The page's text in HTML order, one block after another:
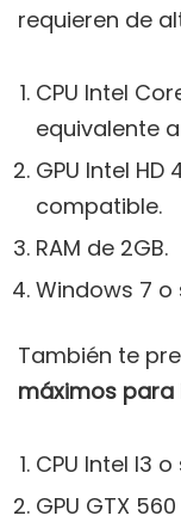
requieren de
CPU Intel
equivalente
GPU Intel
compatible.
RAM de 2GB.
Windows 7 o
También te
máximos para
CPU Intel I3
GPU GTX